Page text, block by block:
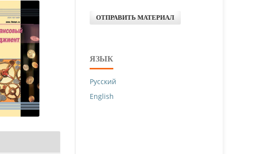
ОТПРАВИТЬ МАТЕРИАЛ
ЯЗЫК
Русский
English